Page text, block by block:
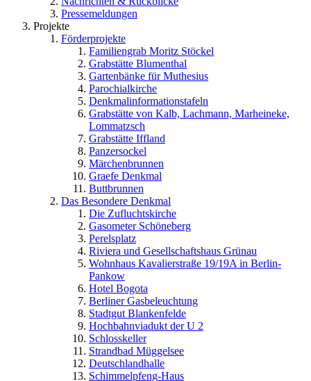
Pressemeldungen
Projekte
Förderprojekte
Familiengrab Moritz Stöckel
Grabstätte Blumenthal
Gartenbänke für Muthesius
Parochialkirche
Denkmalinformationstafeln
Grabstätte von Kalb, Lachmann, Marheineke,
Lommatzsch
Grabstätte Iffland
Panzersockel
Märchenbrunnen
Graefe Denkmal
Buttbrunnen
Das Besondere Denkmal
Die Zufluchtskirche
Gasometer Schöneberg
Perelsplatz
Riviera und Gesellschaftshaus Grünau
Wohnhaus Kavalierstraße 19/19A in Berlin-
Pankow
Hotel Bogota
Berliner Gasbeleuchtung
Stadtgut Blankenfelde
Hochbahnviadukt der U 2
Schlosskeller
Strandbad Müggelsee
Deutschlandhalle
Schimmelpfeng-Haus